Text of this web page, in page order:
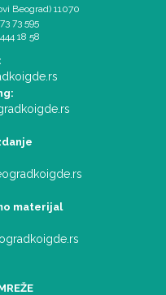
Beograd) 11070
73 595
18 58
materijal